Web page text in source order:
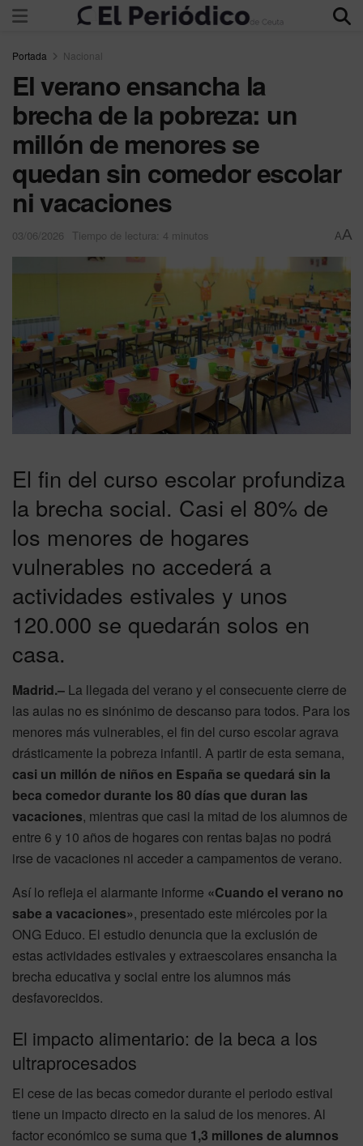
Portada Nacional
El verano ensancha la
brecha de la pobreza: un
millón de menores se
quedan sin comedor escolar
ni vacaciones
03/06/2026 Tiempo de lectura: 4 minutos AA
El fin del curso escolar profundiza
la brecha social. Casi el 80% de
los menores de hogares
vulnerables no accederá a
actividades estivales y unos
120.000 se quedarán solos en
casa.
Madrid.– La llegada del verano y el consecuente cierre de
las aulas no es sinónimo de descanso para todos. Para los
menores más vulnerables, el fin del curso escolar agrava
drásticamente la pobreza infantil. A partir de esta semana,
casi un millón de niños en España se quedará sin la
beca comedor durante los 80 días que duran las
vacaciones, mientras que casi la mitad de los alumnos de
entre 6 y 10 años de hogares con rentas bajas no podrá
irse de vacaciones ni acceder a campamentos de verano.
Así lo refleja el alarmante informe «Cuando el verano no
sabe a vacaciones», presentado este miércoles por la
ONG Educo. El estudio denuncia que la exclusión de
estas actividades estivales y extraescolares ensancha la
brecha educativa y social entre los alumnos más
desfavorecidos.
El impacto alimentario: de la beca a los
ultraprocesados
El cese de las becas comedor durante el periodo estival
tiene un impacto directo en la salud de los menores. Al
factor económico se suma que 1,3 millones de alumnos